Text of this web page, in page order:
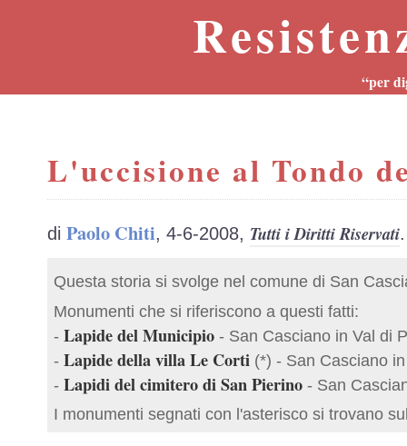
“per
L'uccisione al Tondo
di Paolo Chiti, 4-6-2008, Tutti i Diritti Riservati.
Questa storia si svolge nel comune di San
Monumenti che si riferiscono a questi fatti:
- Lapide del Municipio - San Casciano in Val di
- Lapide della villa Le Corti (*) - San Casciano
- Lapidi del cimitero di San Pierino - San
I monumenti segnati con l'asterisco si trovano